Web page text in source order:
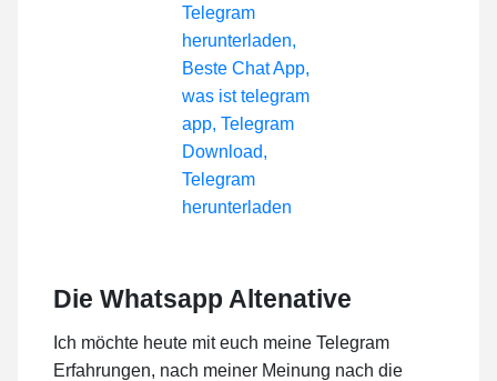
Die Whatsapp Altenative
Ich möchte heute mit euch meine Telegram
Erfahrungen, nach meiner Meinung nach die